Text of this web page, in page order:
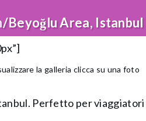
Beyoğlu Area, Istanbul
la galleria clicca su una foto
Perfetto per